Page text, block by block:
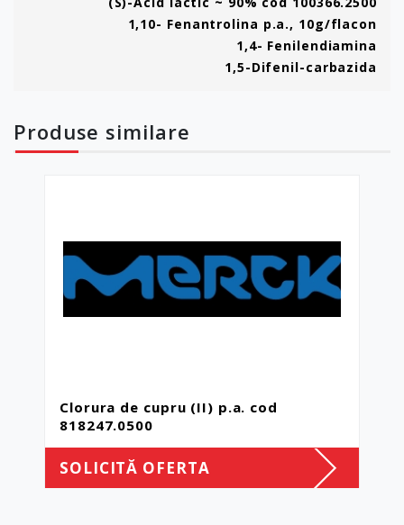
1,10- Fenantrolina p.a., 10g/flacon
1,4- Fenilendiamina
1,5-Difenil-carbazida
Produse similare
Clorura de cupru (II) p.a. cod
818247.0500
SOLICITĂ OFERTA